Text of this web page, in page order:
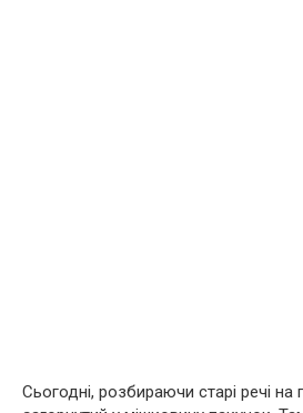
Сьогодні, розбираючи старі речі